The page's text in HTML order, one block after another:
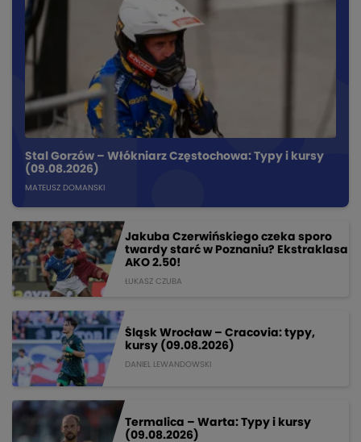
Stal Gorzów – Włókniarz Częstochowa: Typy i kursy
(09.08.2026)
MATEUSZ DOMANSKI
Jakuba Czerwińskiego czeka sporo
twardy starć w Poznaniu? Ekstraklasa
AKO 2.50!
ŁUKASZ CZUBA
Śląsk Wrocław – Cracovia: typy,
kursy (09.08.2026)
DANIEL LEWANDOWSKI
Termalica – Warta: Typy i kursy
(09.08.2026)